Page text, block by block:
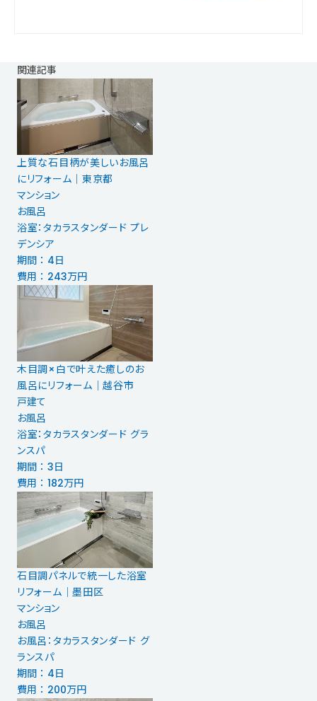
関連記事
上質な石目柄が美しいお風呂
にリフォーム｜東京都
マンション
お風呂
浴室：タカラスタンダード プレ
デンシア
期間 ： 4日
費用 ： 243万円
木目調×白で叶えた癒しのお
風呂にリフォーム｜越谷市
戸建て
お風呂
浴室：タカラスタンダード グラ
ンスパ
期間 ： 3日
費用 ： 182万円
石目調パネルで統一した浴室
リフォーム｜墨田区
マンション
お風呂
お風呂：タカラスタンダード グ
ランスパ
期間 ： 4日
費用 ： 200万円